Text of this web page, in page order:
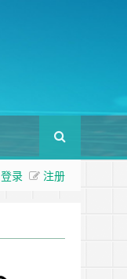
登录 注册